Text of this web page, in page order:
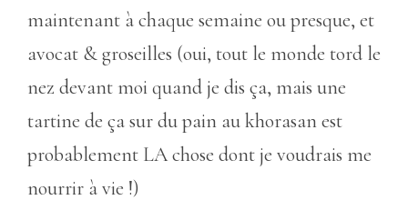
maintenant à chaque semaine ou presque, et
avocat & groseilles (oui, tout le monde tord le
nez devant moi quand je dis ça, mais une
tartine de ça sur du pain au khorasan est
probablement LA chose dont je voudrais me
nourrir à vie !)